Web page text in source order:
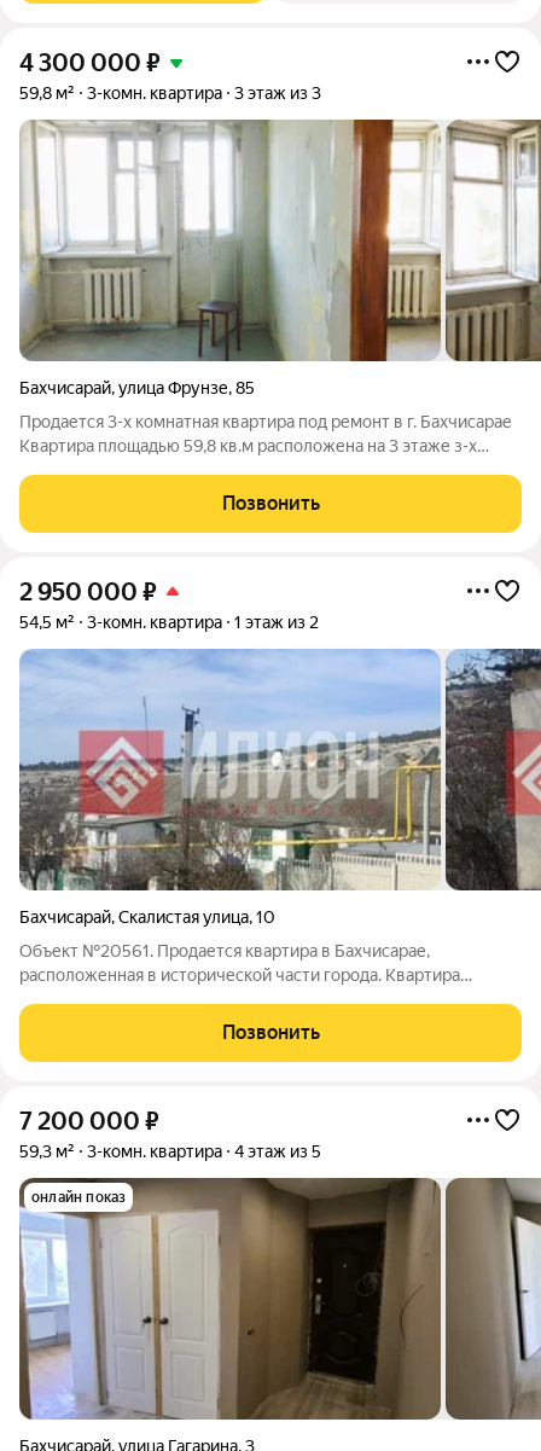
4 300 000 ₽
59,8 м² 3-комн. квартира 3 этаж из 3
Бахчисарай,улица Фрунзе,85
Продается 3-х комнатная квартира под ремонт в г. Бахчисарае
Квартира площадью 59,8 кв.м расположена на 3 этаже з-х
изолированный зал. Кухня 5,3 кв.м, есть балкон. ванная.
Отопление центральное. Квартира
Позвонить
2 950 000 ₽
54,5 м² 3-комн. квартира 1 этаж из 2
Бахчисарай,Скалистая улица,10
Объект №20561. Продается квартира в Бахчисарае,
расположенная в исторической части города. Квартира
отоплением, что обеспечит вам комфорт в любое время года.
В квартире есть свет и вода, что делает ее
Позвонить
7 200 000 ₽
59,3 м² 3-комн. квартира 4 этаж из 5
онлайн показ
Бахчисарай,улица Гагарина,3